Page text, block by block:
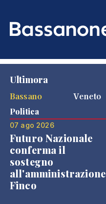
Ultimora
Bassano
Veneto
Politica
07 ago 2026
Futuro Nazionale
conferma il
sostegno
all'amministrazione
Finco